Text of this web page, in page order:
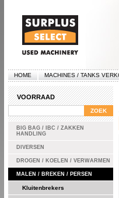
HOME MACHINES / TANKS
VOORRAAD
BIG BAG / IBC / ZAKKEN
HANDLING
DIVERSEN
DROGEN / KOELEN / VERWARMEN
MALEN / BREKEN / PERSEN
Kluitenbrekers